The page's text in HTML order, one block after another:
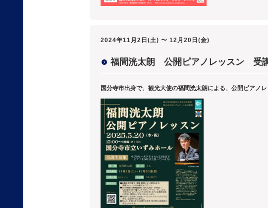
2024年11月2日(土) 〜 12月20日(金)
福間洸太朗 公開ピアノレッスン 受
国分寺市出身で、観光大使の福間洸太朗による、公開ピアノレ